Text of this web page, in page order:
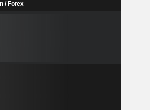
/ Forex